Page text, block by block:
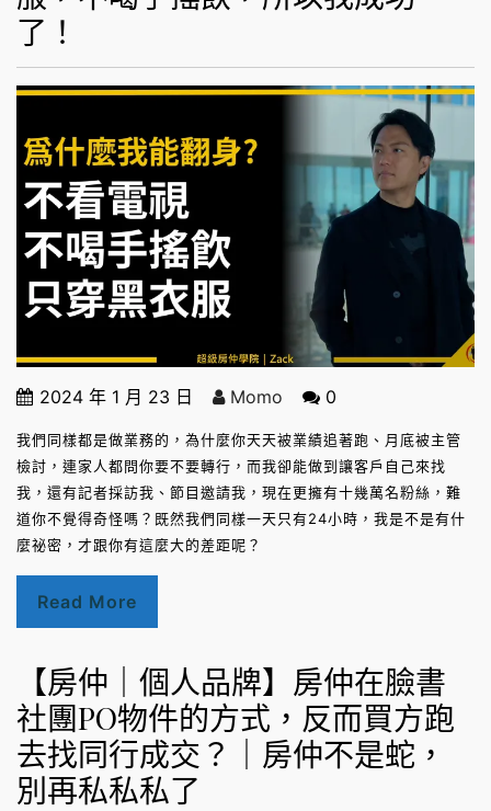
了！
2024 年 1 月 23 日 Momo 0
我們同樣都是做業務的，為什麼你天天被業績追著跑、月底被主管
檢討，連家人都問你要不要轉行，而我卻能做到讓客戶自己來找
我，還有記者採訪我、節目邀請我，現在更擁有十幾萬名粉絲，難
道你不覺得奇怪嗎？既然我們同樣一天只有24小時，我是不是有什
麼祕密，才跟你有這麼大的差距呢？
Read More
【房仲｜個人品牌】房仲在臉書
社團PO物件的方式，反而買方跑
去找同行成交？｜房仲不是蛇，
別再私私私了